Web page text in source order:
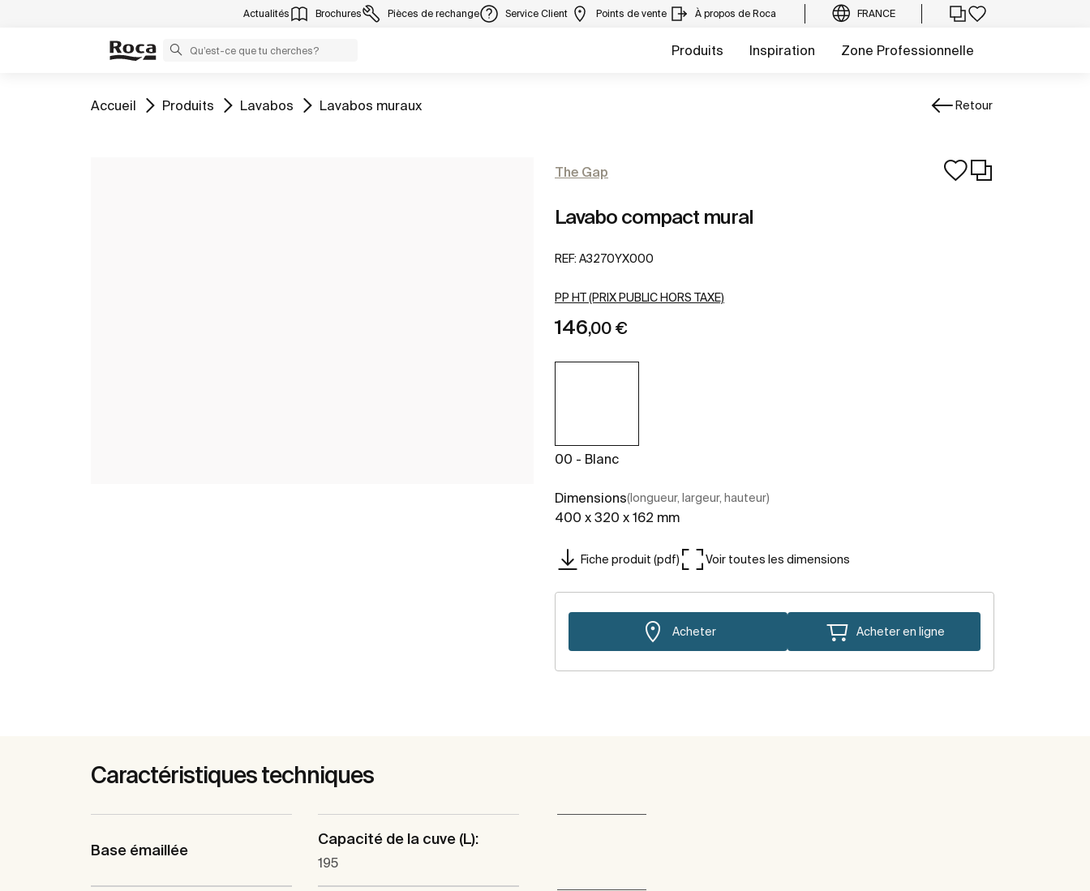
Actualités Brochures Pièces de rechange Service Client Points de vente À propos de Roca FRANCE
Produits Inspiration Zone Professionnelle
Aller à
Accueil Aller à
Produits Aller à
Lavabos Aller à
Lavabos muraux Retour
The Gap
Lavabo compact mural
REF: A3270YX000
PP HT (PRIX PUBLIC HORS TAXE)
146,00 €
00 - Blanc
Dimensions(longueur, largeur, hauteur)
400 x 320 x 162 mm
Fiche produit (pdf) Voir toutes les dimensions
Acheter Acheter en ligne
Caractéristiques techniques
Base émaillée
Capacité de la cuve (L):
195